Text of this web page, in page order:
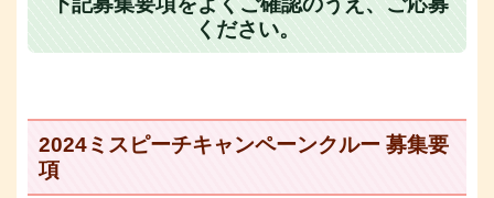
ください。
2024ミスピーチキャンペーンクルー 募集要
項